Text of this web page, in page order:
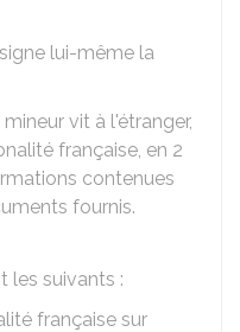
lui-même la
vit à l'étranger,
française, en 2
contenues
fournis.
les suivants :
française sur